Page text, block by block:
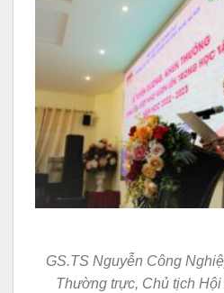
GS.TS Nguyễn Công
Thường trực, Chủ tịch